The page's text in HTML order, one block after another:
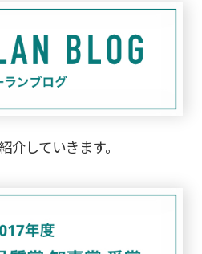
介していきます。